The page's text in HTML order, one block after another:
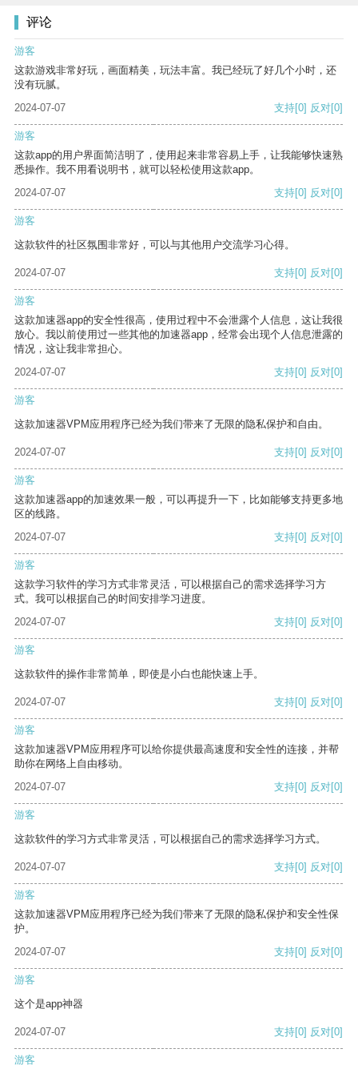
评论
游客
这款游戏非常好玩，画面精美，玩法丰富。我已经玩了好几个小时，还
没有玩腻。
2024-07-07
支持[0] 反对[0]
游客
这款app的用户界面简洁明了，使用起来非常容易上手，让我能够快速熟
悉操作。我不用看说明书，就可以轻松使用这款app。
2024-07-07
支持[0] 反对[0]
游客
这款软件的社区氛围非常好，可以与其他用户交流学习心得。
2024-07-07 支持[0] 反对[0]
游客
这款加速器app的安全性很高，使用过程中不会泄露个人信息，这让我很
放心。我以前使用过一些其他的加速器app，经常会出现个人信息泄露的
情况，这让我非常担心。
2024-07-07
支持[0] 反对[0]
游客
这款加速器VPM应用程序已经为我们带来了无限的隐私保护和自由。
2024-07-07 支持[0] 反对[0]
游客
这款加速器app的加速效果一般，可以再提升一下，比如能够支持更多地
区的线路。
2024-07-07
支持[0] 反对[0]
游客
这款学习软件的学习方式非常灵活，可以根据自己的需求选择学习方
式。我可以根据自己的时间安排学习进度。
2024-07-07
支持[0] 反对[0]
游客
这款软件的操作非常简单，即使是小白也能快速上手。
2024-07-07 支持[0] 反对[0]
游客
这款加速器VPM应用程序可以给你提供最高速度和安全性的连接，并帮
助你在网络上自由移动。
2024-07-07
支持[0] 反对[0]
游客
这款软件的学习方式非常灵活，可以根据自己的需求选择学习方式。
2024-07-07 支持[0] 反对[0]
游客
这款加速器VPM应用程序已经为我们带来了无限的隐私保护和安全性保
护。
2024-07-07
支持[0] 反对[0]
游客
这个是app神器
2024-07-07 支持[0] 反对[0]
游客